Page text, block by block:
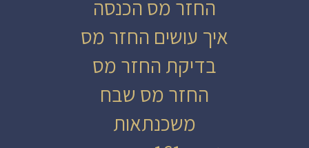
החזר מס הכנסה
איך עושים החזר מס
בדיקת החזר מס
החזר מס שבח
משכנתאות